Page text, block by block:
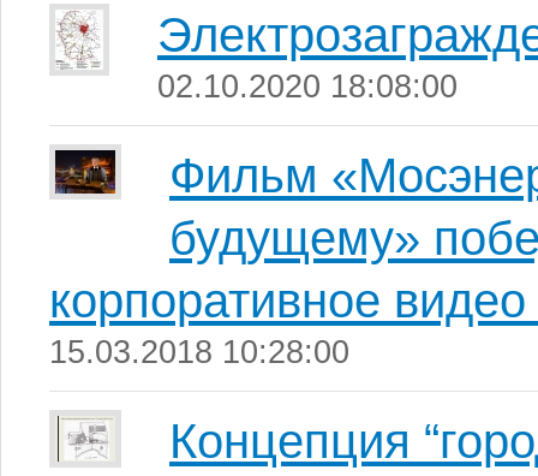
02.10.2020 18:08:00
Фильм
будущему»
корпоративное
15.03.2018 10:28:00
Концепция